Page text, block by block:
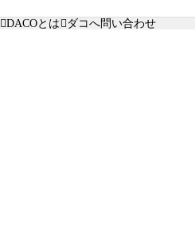
DACOとは ダコへ問い合わせ